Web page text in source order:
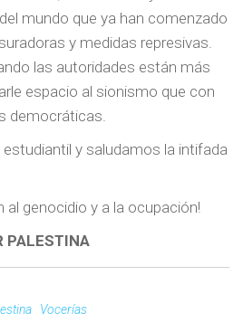
mundo que ya han comenzado
y medidas represivas.
las autoridades están más
espacio al sionismo que con
democráticas.
y saludamos la intifada
al genocidio y a la ocupación!
PALESTINA
Vocerías